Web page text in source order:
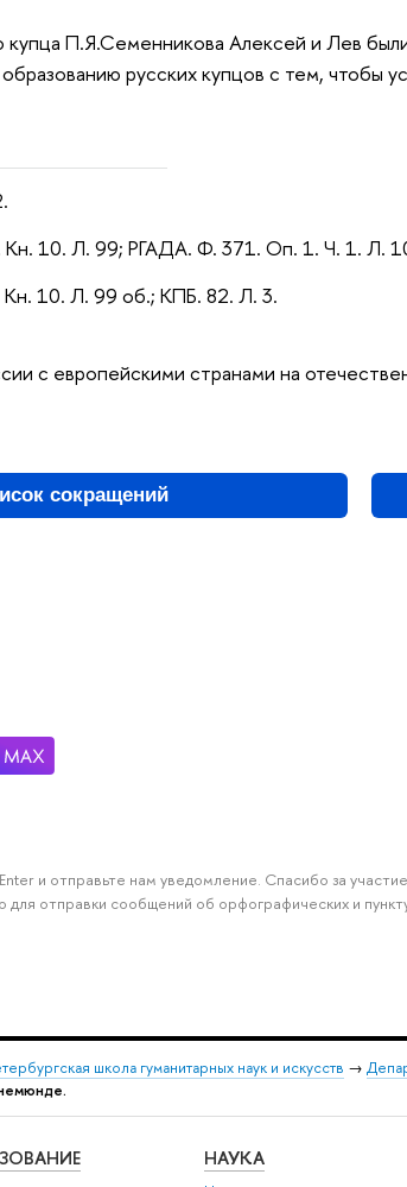
купца П.Я.Семенникова Алексей и Лев
русских купцов с тем, чтобы
10. Л. 99; РГАДА. Ф. 371. Оп. 1. Ч. 1. Л.
10. Л. 99 об.; КПБ. 82. Л. 3.
с европейскими странами на
сокращений
и отправьте нам уведомление. Спасибо за
для отправки сообщений об орфографических и
школа гуманитарных наук и искусств →
НАУКА